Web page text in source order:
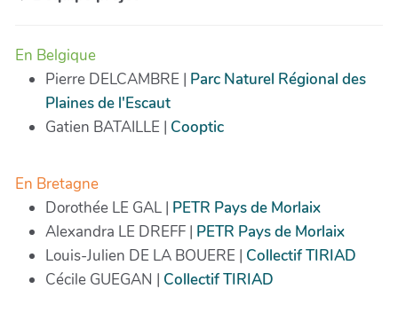
En Belgique
Pierre DELCAMBRE | Parc Naturel Régional des
Plaines de l'Escaut
Gatien BATAILLE | Cooptic
En Bretagne
Dorothée LE GAL | PETR Pays de Morlaix
Alexandra LE DREFF | PETR Pays de Morlaix
Louis-Julien DE LA BOUERE | Collectif TIRIAD
Cécile GUEGAN | Collectif TIRIAD